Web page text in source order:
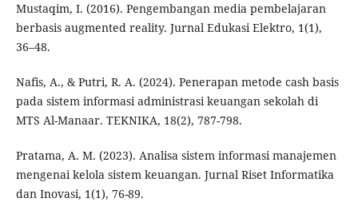
Mustaqim, I. (2016). Pengembangan media pembelajaran
berbasis augmented reality. Jurnal Edukasi Elektro, 1(1),
36–48.
Nafis, A., & Putri, R. A. (2024). Penerapan metode cash basis
pada sistem informasi administrasi keuangan sekolah di
MTS Al-Manaar. TEKNIKA, 18(2), 787-798.
Pratama, A. M. (2023). Analisa sistem informasi manajemen
mengenai kelola sistem keuangan. Jurnal Riset Informatika
dan Inovasi, 1(1), 76-89.